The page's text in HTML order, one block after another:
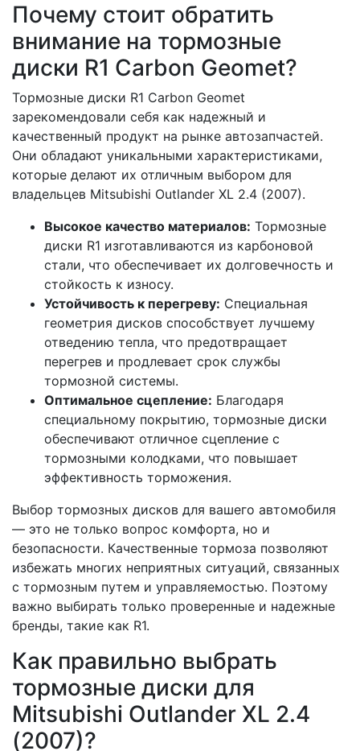
Почему стоит обратить
внимание на тормозные
диски R1 Carbon Geomet?
Тормозные диски R1 Carbon Geomet
зарекомендовали себя как надежный и
качественный продукт на рынке автозапчастей.
Они обладают уникальными характеристиками,
которые делают их отличным выбором для
владельцев Mitsubishi Outlander XL 2.4 (2007).
Высокое качество материалов: Тормозные
диски R1 изготавливаются из карбоновой
стали, что обеспечивает их долговечность и
стойкость к износу.
Устойчивость к перегреву: Специальная
геометрия дисков способствует лучшему
отведению тепла, что предотвращает
перегрев и продлевает срок службы
тормозной системы.
Оптимальное сцепление: Благодаря
специальному покрытию, тормозные диски
обеспечивают отличное сцепление с
тормозными колодками, что повышает
эффективность торможения.
Выбор тормозных дисков для вашего автомобиля
— это не только вопрос комфорта, но и
безопасности. Качественные тормоза позволяют
избежать многих неприятных ситуаций, связанных
с тормозным путем и управляемостью. Поэтому
важно выбирать только проверенные и надежные
бренды, такие как R1.
Как правильно выбрать
тормозные диски для
Mitsubishi Outlander XL 2.4
(2007)?